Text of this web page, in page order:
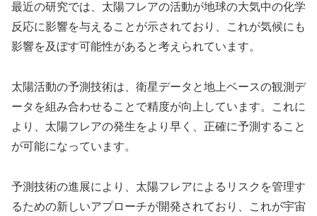
最近の研究では、太陽フレアの活動が地球の大気中の化学
反応に影響を与えることが示されており、これが気候にも
影響を及ぼす可能性があると考えられています。
太陽活動の予測技術は、衛星データと地上ベースの観測デ
ータを組み合わせることで精度が向上しています。これに
より、太陽フレアの発生をより早く、正確に予測すること
が可能になっています。
予測技術の進展により、太陽フレアによるリスクを管理す
るための新しいアプローチが開発されており、これが宇宙